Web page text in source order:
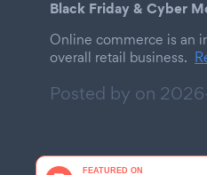
Black Friday & Cyber
Online commerce is an
overall retail business.
Posted by on